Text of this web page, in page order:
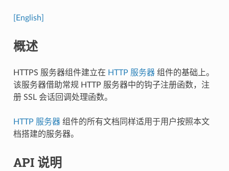
[English]
概述
HTTPS 服务器组件建立在 HTTP 服务器组件的基础上。
该服务器借助常规 HTTP 服务器中的钩子注册函数，注
册 SSL 会话回调处理函数。
HTTP 服务器组件的所有文档同样适用于用户按照本文
档搭建的服务器。
API 说明